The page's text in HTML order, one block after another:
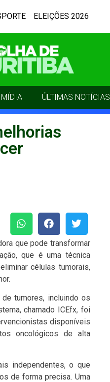
ELEIÇÕES 2026
MÍDIA ÚLTIMAS NOTÍCIAS
que pode transformar
que é uma técnica
células tumorais,
tumores, incluindo os
chamado ICEfx, foi
disponíveis
oncológicos de alta
independentes, o que
de forma precisa. Uma